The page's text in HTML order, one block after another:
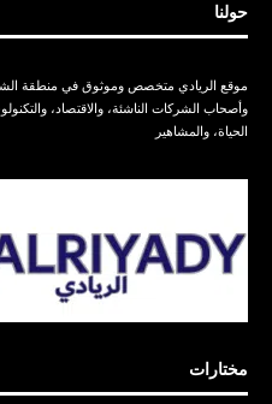
حولنا
موقع الريادي متخصص وموثوق في منطقة
وأصحاب الشركات الناشئة، والاقتصاد،
الحياة، والمشاهير
مختارات